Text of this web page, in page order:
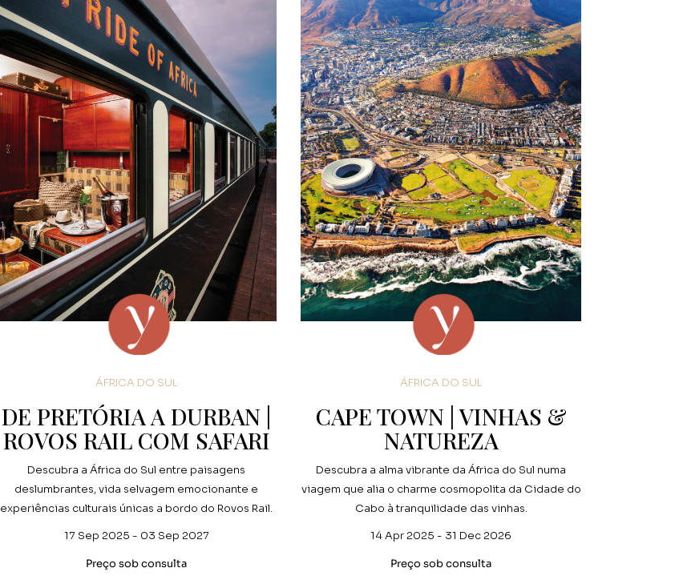
ÁFRICA DO SUL
DE PRETÓRIA A DURBAN |
ROVOS RAIL COM SAFARI
Descubra a África do Sul entre paisagens
deslumbrantes, vida selvagem emocionante e
experiências culturais únicas a bordo do Rovos Rail.
17 Sep 2025 - 03 Sep 2027
Preço sob consulta
ÁFRICA DO SUL
CAPE TOWN | VINHAS &
NATUREZA
Descubra a alma vibrante da África do Sul numa
viagem que alia o charme cosmopolita da Cidade do
Cabo à tranquilidade das vinhas.
14 Apr 2025 - 31 Dec 2026
Preço sob consulta